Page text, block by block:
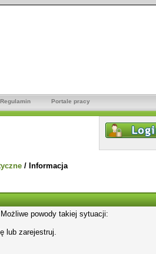
Regulamin Portale pracy
/ Informacja
powody takiej sytuacji:
lub zarejestruj.